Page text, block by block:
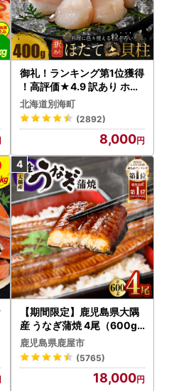
御礼！ランキング第1位獲得
！高評価★4.9 訳あり ホタ
テ 400g（ほたて 帆立 貝柱
冷凍 ）
北海道別海町
(2892)
8,000
【期間限定】鹿児島県大隅
産 うなぎ蒲焼 4尾（600g
） KN007-004-04-cp18
うなぎ 鰻 魚 惣菜 総菜
鹿児島県鹿屋市
(5765)
18,000